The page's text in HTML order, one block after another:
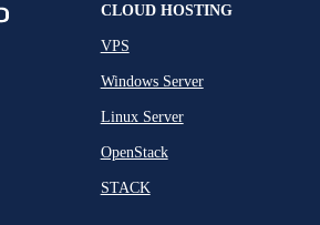
CLOUD HOSTING
VPS
Windows Server
Linux Server
OpenStack
STACK